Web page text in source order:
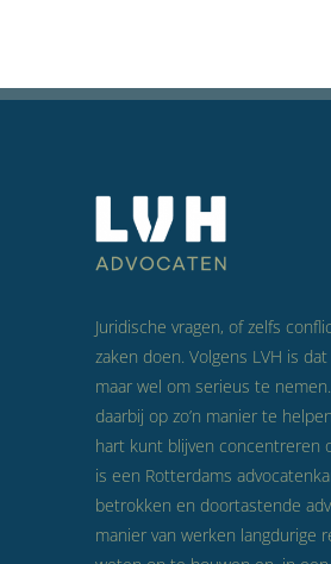
Juridische vragen, of zelfs
zaken doen. Volgens LVH is
maar wel om serieus te
daarbij op zo’n manier te
hart kunt blijven concentreren
is een Rotterdams
betrokken en doortastende
manier van werken langdurige